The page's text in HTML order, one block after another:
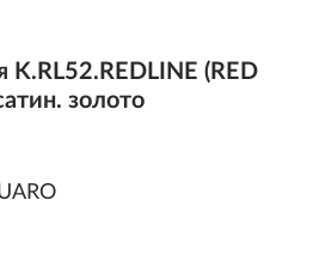
K.RL52.REDLINE (RED
золото